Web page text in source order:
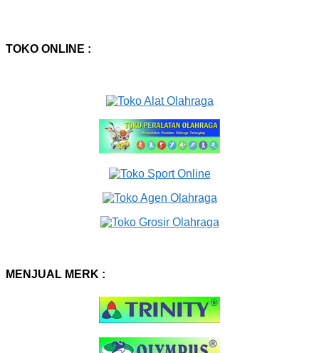
TOKO ONLINE :
MENJUAL MERK :